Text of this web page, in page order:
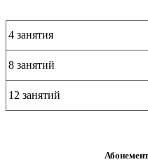
4 занятия
8 занятий
12 занятий